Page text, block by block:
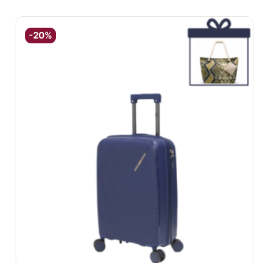
-20%